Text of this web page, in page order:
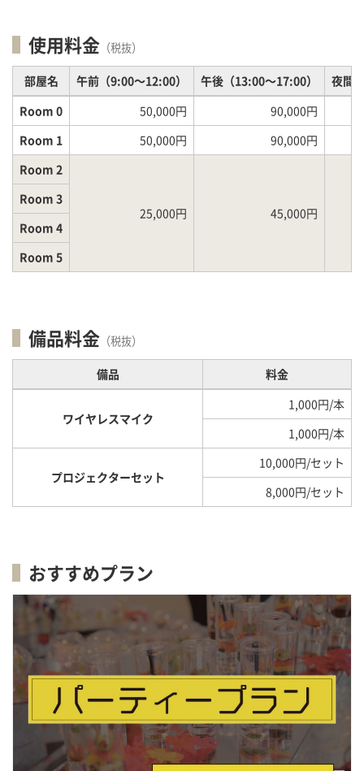
使用料金 （税抜）
部屋名 午前（9:00～12:00） 午後（13:00～17:00）
夜間
Room 0
50,000円
90,000円
Room 1
50,000円
90,000円
Room 2
25,000円 45,000円
Room 3
Room 4
Room 5
備品料金 （税抜）
備品 料金
ワイヤレスマイク
1,000円/本
1,000円/本
プロジェクターセット
10,000円/セット
8,000円/セット
おすすめプラン